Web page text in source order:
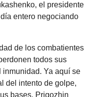
el presidente
entero negociando
de los combatientes
todos sus
Ya aquí se
del intento de golpe,
bases. Prigozhin